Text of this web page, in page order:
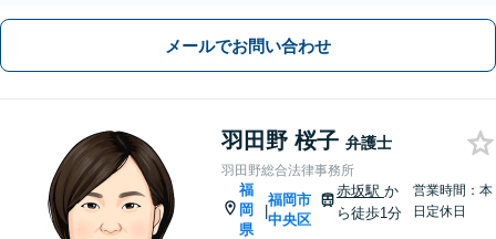
メールでお問い合わせ
羽田野 桜子 弁護士
羽田野総合法律事務所
福
岡
県
|
福岡市
中央区
赤坂駅 か
ら徒歩1分
営業時間：本
日定休日